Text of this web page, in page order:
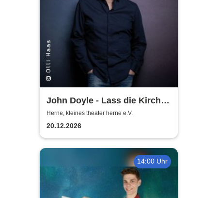
John Doyle - Lass die Kirche
im Dorf
Herne, kleines theater herne e.V.
20.12.2026
14:00 Uhr